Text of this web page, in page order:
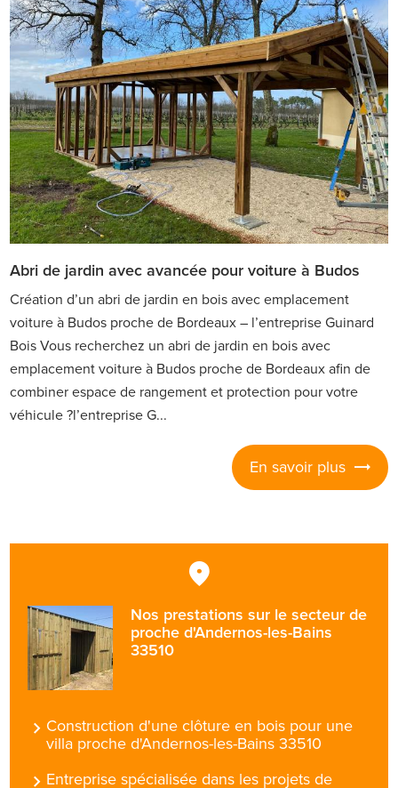
Abri de jardin avec avancée pour voiture à Budos
Création d’un abri de jardin en bois avec emplacement
voiture à Budos proche de Bordeaux – l’entreprise Guinard
Bois Vous recherchez un abri de jardin en bois avec
emplacement voiture à Budos proche de Bordeaux afin de
combiner espace de rangement et protection pour votre
véhicule ?l’entreprise G...
En savoir plus
Nos prestations sur le secteur de
proche d'Andernos-les-Bains
33510
Construction d'une clôture en bois pour une
villa proche d'Andernos-les-Bains 33510
Entreprise spécialisée dans les projets de